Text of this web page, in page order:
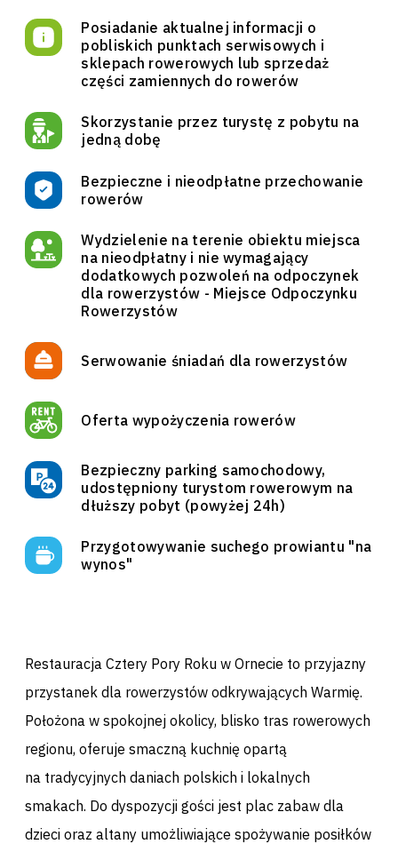
Posiadanie aktualnej informacji o
pobliskich punktach serwisowych i
sklepach rowerowych lub sprzedaż
części zamiennych do rowerów
Skorzystanie przez turystę z pobytu na
jedną dobę
Bezpieczne i nieodpłatne przechowanie
rowerów
Wydzielenie na terenie obiektu miejsca
na nieodpłatny i nie wymagający
dodatkowych pozwoleń na odpoczynek
dla rowerzystów - Miejsce Odpoczynku
Rowerzystów
Serwowanie śniadań dla rowerzystów
Oferta wypożyczenia rowerów
Bezpieczny parking samochodowy,
udostępniony turystom rowerowym na
dłuższy pobyt (powyżej 24h)
Przygotowywanie suchego prowiantu "na
wynos"
Restauracja Cztery Pory Roku w Ornecie to przyjazny
przystanek dla rowerzystów odkrywających Warmię.
Położona w spokojnej okolicy, blisko tras rowerowych
regionu, oferuje smaczną kuchnię opartą
na tradycyjnych daniach polskich i lokalnych
smakach. Do dyspozycji gości jest plac zabaw dla
dzieci oraz altany umożliwiające spożywanie posiłków